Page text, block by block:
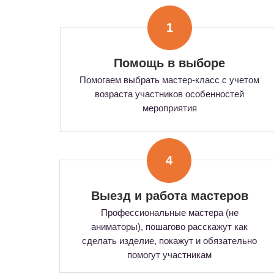
Помощь в выборе
Помогаем выбрать мастер-класс с учетом
возраста участников особенностей
мероприятия
1
Выезд и работа мастеров
Профессиональные мастера (не
аниматоры), пошагово расскажут как
сделать изделие, покажут и обязательно
помогут участникам
4